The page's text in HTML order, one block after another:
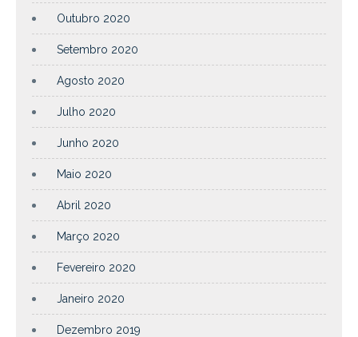
Outubro 2020
Setembro 2020
Agosto 2020
Julho 2020
Junho 2020
Maio 2020
Abril 2020
Março 2020
Fevereiro 2020
Janeiro 2020
Dezembro 2019